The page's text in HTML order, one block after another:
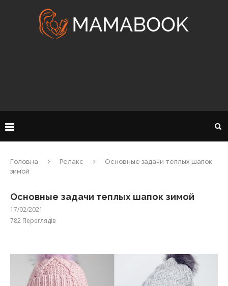
Головна Релакс
Основные задачи теплых шапок
зимой
Основные задачи теплых шапок зимой
17/02/2021
782 Переглядів